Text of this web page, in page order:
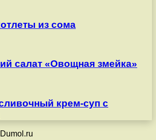
из сома
салат «Овощная змейка»
крем-суп с